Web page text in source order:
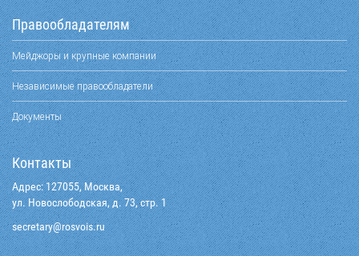
Правообладателям
Мейджоры и крупные компании
Независимые правообладатели
Документы
Контакты
Адрес: 127055, Москва,
ул. Новослободская, д. 73, стр. 1
ur.siovsor
@yraterces